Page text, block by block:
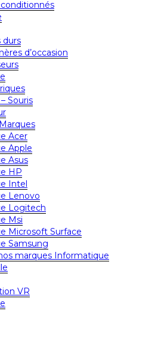
durs
d’occasion
Souris
Acer
Apple
Asus
HP
Intel
Lenovo
Logitech
Msi
Microsoft Surface
Samsung
marques Informatique
VR